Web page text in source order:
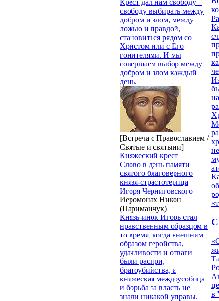
Крест дал нам свободу –
свободу выбирать между
добром и злом, между
ложью и правдой,
становиться рядом со
Христом или с Его
гонителями. И мы
совершаем выбор между
добром и злом каждый
день.
[Встреча с Православием /
Святые и святыни]
Княжеский крест
Слово в день памяти
святого благоверного
князя-страстотерпца
Игоря Черниговского
Иеромонах Никон
(Париманчук)
Князь-инок Игорь стал
нравственным образцом в
то время, когда внешним
образом геройства,
удачливости и отваги
были распри,
братоубийства, а
княжеская междоусобица
и борьба за власть не
знали никакой управы.
в